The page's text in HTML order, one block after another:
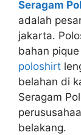
Seragam
adalah
jakarta.
bahan
poloshirt
belahan di
Seragam
belakang.